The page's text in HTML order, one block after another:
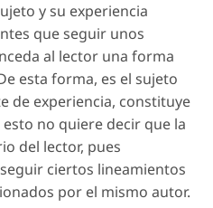
y su experiencia
que seguir unos
al lector una forma
esta forma, es el sujeto
de experiencia, constituye
no quiere decir que la
del lector, pues
ciertos lineamientos
por el mismo autor.